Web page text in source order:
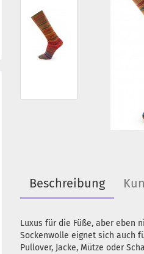
Beschreibung
Luxus für die Füße, aber eben
Sockenwolle eignet sich auch
Pullover, Jacke, Mütze oder